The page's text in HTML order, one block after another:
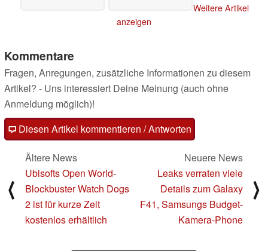
Weitere Artikel
anzeigen
Kommentare
Fragen, Anregungen, zusätzliche Informationen zu diesem
Artikel? - Uns interessiert Deine Meinung (auch ohne
Anmeldung möglich)!
Diesen Artikel kommentieren / Antworten
⟨
Ältere News
Ubisofts Open World-
Blockbuster Watch Dogs
2 ist für kurze Zeit
kostenlos erhältlich
Neuere News
Leaks verraten viele
Details zum Galaxy
F41, Samsungs Budget-
Kamera-Phone
⟩